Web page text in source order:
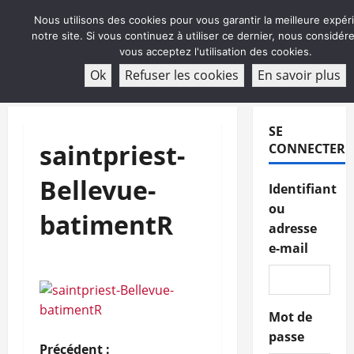
ABONNEMENT
saintpriest-
Bellevue-
batimentR
Précédent :
SE
CONNECTER
Identifiant
ou
adresse
e-mail
Mot de
passe
Nous utilisons des cookies pour vous garantir la meilleure
notre site. Si vous continuez à utiliser ce dernier, nous
vous acceptez l'utilisation des cookies.
Ok Refuser les cookies En savoir plus